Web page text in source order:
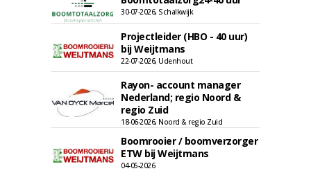
30-07-2026, Schalkwijk
Projectleider (HBO - 40 uur)
bij Weijtmans
22-07-2026, Udenhout
Rayon- account manager
Nederland; regio Noord &
regio Zuid
18-06-2026, Noord & regio Zuid
Boomrooier / boomverzorger
ETW bij Weijtmans
04-05-2026